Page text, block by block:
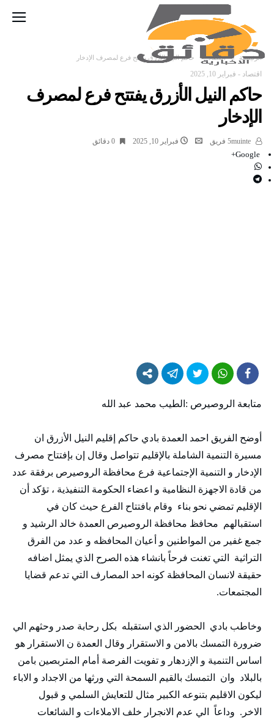
‫الرئيسية‬ اقتصاد حاكم النيل الأزرق يفتتح فرع لمصرف الإدخار
اقتصاد - فبراير 10, 2025
حاكم النيل الأزرق يفتتح فرع لمصرف
الإدخار
فبراير 10, 2025 0 ‫دقائق‬
Google+
متابعة الروصيرص :الطيب محمد عبد الله
أوضح الفريق احمد العمدة بادي حاكم إقليم النيل الأزرق ان
مسيرة التنمية الشاملة بالإقليم تتواصل وقال إن بإفتتاح مصرف
الإدخار و التنمية الإجتماعية فرع محافظة الروصيرص برفقة عدد
من قادة الاجهزة النظامية و اعضاء الحكومة التنفيذية ، تؤكد أن
الإقليم تمضي نحو بناء وقام بافتتاح الفرع حيث كان في
استقبالهم محافظ محافظة الروصيرص العمدة خالد الرشيد و
جمع غفير من المواطنين و أعيان المحافظه و عدد من الفرق
التراثية التي تغنت فرحاً بانشاء هذه الصرح الذي يمثل اضافه
حقيقة لانسان المحافظة كونه احد المصارف التي تدعم قضايا
المجتمعات.
وخاطب بادي الحضور الذي استقبله بكل رحابة صدر وحثهم الي
ضرورة التمسك بالامن و الاستقرار وقال العمدة ن الاستقرار هو
اساس التنمية و الإزدهار و تفويت الفرصة أمام المتربصين بامن
بالبلاد وان التمسك بالقيم السمحة التي ورثها من الاجداد و الاباء
ليكون الاقليم بتنوعه الكبير مثال للتعايش السلمي و قبول
الاخر. وداعاً الي عدم الانجرار خلف الاملاءات و الشائعات